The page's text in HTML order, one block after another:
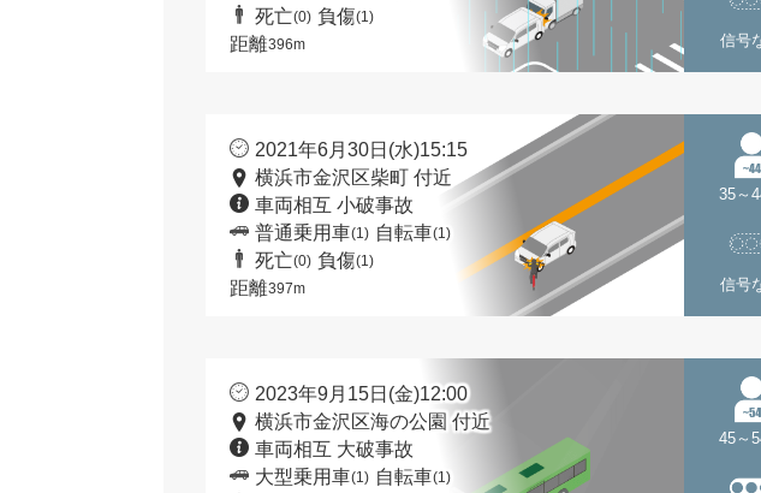
死亡(0) 負傷(1)
距離396m 信号
2021年6月30日(水)15:15
横浜市金沢区柴町 付近
車両相互 小破事故
普通乗用車(1) 自転車(1)
死亡(0) 負傷(1)
距離397m
35～
信号
2023年9月15日(金)12:00
横浜市金沢区海の公園 付近
車両相互 大破事故
大型乗用車(1) 自転車(1)
45～